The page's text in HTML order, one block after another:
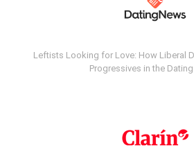
Leftists Looking for Love: How Liberal
Progressives in the